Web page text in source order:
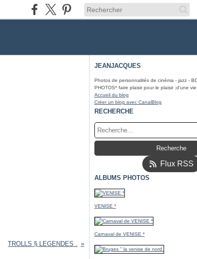
TROLLS § LEGENDES .
JEANJACQUES
Photos de personnalités de cinéma - jazz -
PHOTOS* faire plaisir pour le plaisir ;d'une vie
Accueil du blog
Créer un blog avec CanalBlog
RECHERCHE
Flux RSS
ALBUMS PHOTOS
VENISE *
Carnaval de VENISE *